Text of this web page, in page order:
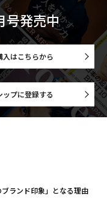
号発売中
入はこちらから
ップに登録する
ランド印象」となる理由